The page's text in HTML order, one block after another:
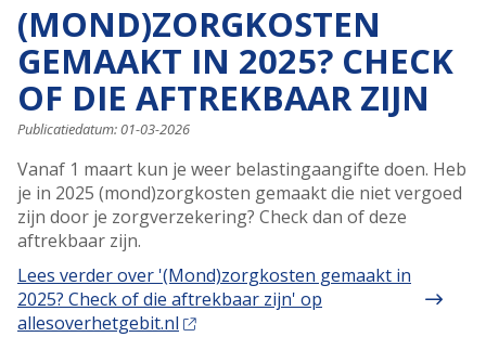
(MOND)ZORGKOSTEN
GEMAAKT IN 2025? CHECK
OF DIE AFTREKBAAR ZIJN
Publicatiedatum:01-03-2026
Vanaf 1 maart kun je weer belastingaangifte doen. Heb
je in 2025 (mond)zorgkosten gemaakt die niet vergoed
zijn door je zorgverzekering? Check dan of deze
aftrekbaar zijn.
Lees verderover '(Mond)zorgkosten gemaakt in
2025? Check of die aftrekbaar zijn' op
allesoverhetgebit.nl